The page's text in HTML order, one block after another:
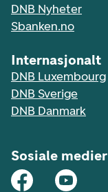
DNB Nyheter
Sbanken.no
Internasjonalt
DNB Luxembourg
DNB Sverige
DNB Danmark
Sosiale medier